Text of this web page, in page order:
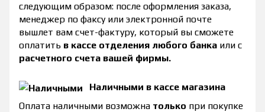
следующим образом: после оформления заказа,
менеджер по факсу или электронной почте
вышлет вам счет-фактуру, который вы сможете
оплатить в кассе отделения любого банка или с
расчетного счета вашей фирмы.
Наличными в кассе магазина
Оплата наличными возможна только при покупке